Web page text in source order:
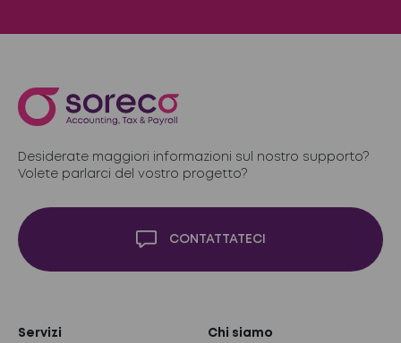
Desiderate maggiori informazioni sul nostro supporto?
Volete parlarci del vostro progetto?
CONTATTATECI
Servizi Chi siamo